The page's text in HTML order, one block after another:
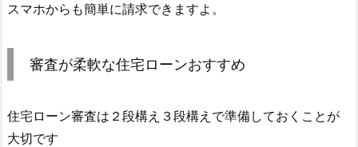
スマホからも簡単に請求できますよ。
審査が柔軟な住宅ローンおすすめ
住宅ローン審査は２段構え３段構えで準備しておくことが
大切です